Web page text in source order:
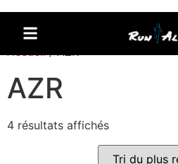
Aller au
contenu
principal
AZR
4 résultats affichés